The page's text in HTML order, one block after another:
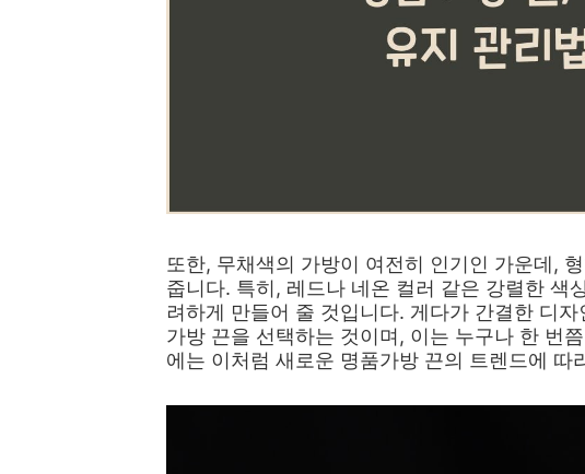
또한, 무채색의 가방이 여전히 인기인 가운데,
줍니다. 특히, 레드나 네온 컬러 같은 강렬한 색
려하게 만들어 줄 것입니다. 게다가 간결한 디
가방 끈을 선택하는 것이며, 이는 누구나 한 번
에는 이처럼 새로운 명품가방 끈의 트렌드에 따